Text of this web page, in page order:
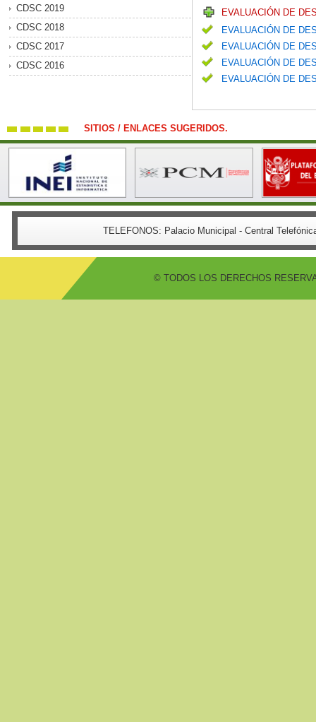
CDSC 2019
CDSC 2018
CDSC 2017
CDSC 2016
EVALUACIÓN DE
EVALUACIÓN DE
EVALUACIÓN DE
EVALUACIÓN DE
EVALUACIÓN DE
SITIOS / ENLACES SUGERIDOS.
TELEFONOS: Palacio Municipal - Central
© TODOS LOS DERECHOS